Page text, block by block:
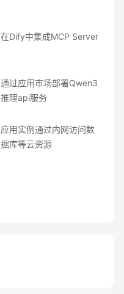
在Dify中集成MCP Server
通过应用市场部署Qwen3
推理api服务
应用实例通过内网访问数
据库等云资源